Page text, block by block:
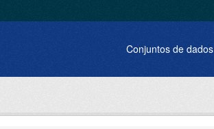
Conjuntos de dados